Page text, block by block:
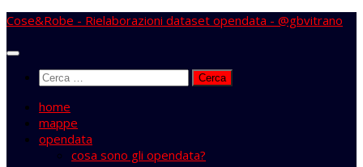
Salta
contenuto
Cose&Robe - Rielaborazioni dataset opendata - @gbvitrano
Ricerca
home
mappe
opendata
cosa sono gli opendata?